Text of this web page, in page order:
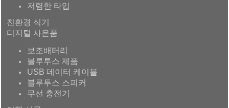
저렴한 타입
친환경 식기
디지털 사은품
보조배터리
블루투스 제품
USB 데이터 케이블
블루투스 스피커
무선 충전기